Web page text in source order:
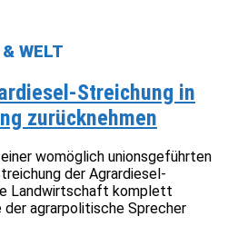
WELT
Streichung in
zurücknehmen
womöglich unionsgeführten
der Agrardiesel-
Landwirtschaft komplett
der agrarpolitische Sprecher